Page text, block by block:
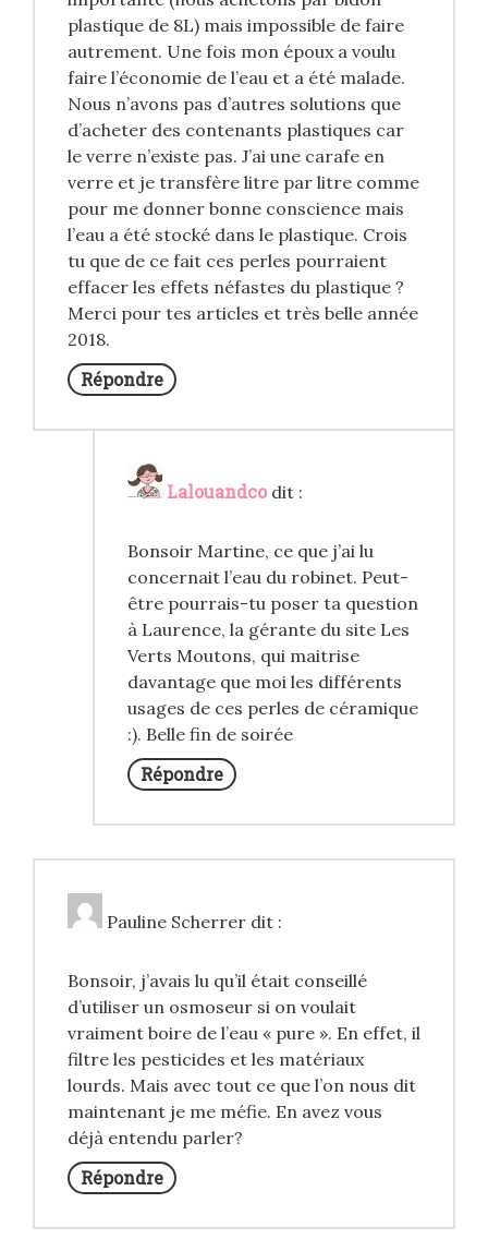
plastique de 8L) mais impossible de faire
autrement. Une fois mon époux a voulu
faire l’économie de l’eau et a été malade.
Nous n’avons pas d’autres solutions que
d’acheter des contenants plastiques car
le verre n’existe pas. J’ai une carafe en
verre et je transfère litre par litre comme
pour me donner bonne conscience mais
l’eau a été stocké dans le plastique. Crois
tu que de ce fait ces perles pourraient
effacer les effets néfastes du plastique ?
Merci pour tes articles et très belle année
2018.
Répondre
Lalouandco dit :
Bonsoir Martine, ce que j’ai lu
concernait l’eau du robinet. Peut-
être pourrais-tu poser ta question
à Laurence, la gérante du site Les
Verts Moutons, qui maitrise
davantage que moi les différents
usages de ces perles de céramique
:). Belle fin de soirée
Répondre
Pauline Scherrer dit :
Bonsoir, j’avais lu qu’il était conseillé
d’utiliser un osmoseur si on voulait
vraiment boire de l’eau « pure ». En effet, il
filtre les pesticides et les matériaux
lourds. Mais avec tout ce que l’on nous dit
maintenant je me méfie. En avez vous
déjà entendu parler?
Répondre